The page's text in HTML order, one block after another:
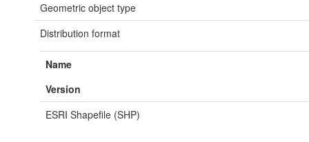
Geometric object type
Distribution format
Name
Version
ESRI Shapefile (SHP)